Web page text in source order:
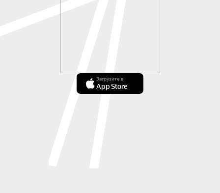
Загрузите в
App Store